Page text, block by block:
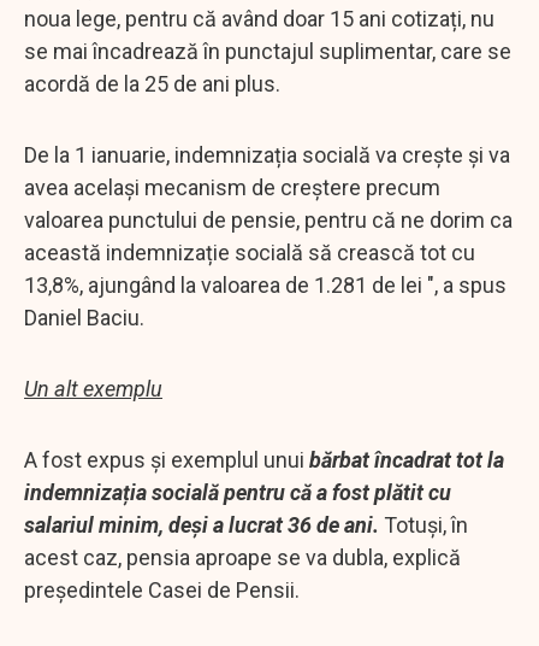
noua lege, pentru că având doar 15 ani cotizați, nu
se mai încadrează în punctajul suplimentar, care se
acordă de la 25 de ani plus.
De la 1 ianuarie, indemnizația socială va crește și va
avea același mecanism de creștere precum
valoarea punctului de pensie, pentru că ne dorim ca
această indemnizație socială să crească tot cu
13,8%, ajungând la valoarea de 1.281 de lei ", a spus
Daniel Baciu.
Un alt exemplu
A fost expus și exemplul unui bărbat încadrat tot la
indemnizația socială pentru că a fost plătit cu
salariul minim, deși a lucrat 36 de ani. Totuși, în
acest caz, pensia aproape se va dubla, explică
președintele Casei de Pensii.